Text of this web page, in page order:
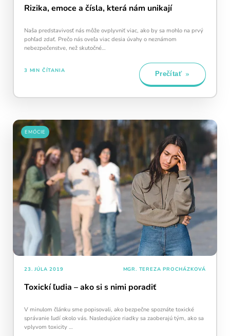
pamäť aj mentálnu flexibilitu.
Rizika, emoce a čísla, která nám unikají
Naša predstavivosť nás môže ovplyvniť viac, ako by sa mohlo na prvý
pohľad zdať. Prečo nás oveľa viac desia úvahy o neznámom
nebezpečenstve, než skutočné…
3 MIN ČÍTANIA
Prečítať
EMÓCIE
23. JÚLA 2019 MGR. TEREZA PROCHÁZKOVÁ
Toxickí ľudia – ako si s nimi poradiť
V minulom článku sme popisovali, ako bezpečne spoznáte toxické
správanie ľudí okolo vás. Nasledujúce riadky sa zaoberajú tým, ako sa
vplyvom toxicity …